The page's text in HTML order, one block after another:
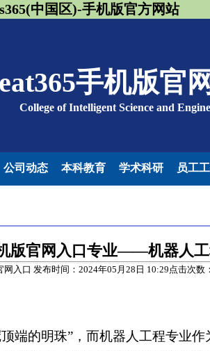
中国区)-手机版官方网站
手机版官
College of Intelligent Science and
公司动态 本科教育 学术科研 员工
版官网入口专业——机器人
网入口 发布时间：2024年05月28日 10:29点击次数：
端的明珠”，而机器人工程专业